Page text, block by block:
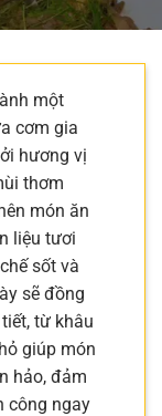
một
cơm gia
hương vị
thơm
món ăn
liệu tươi
sốt và
sẽ đồng
từ khâu
giúp món
hảo, đảm
công ngay